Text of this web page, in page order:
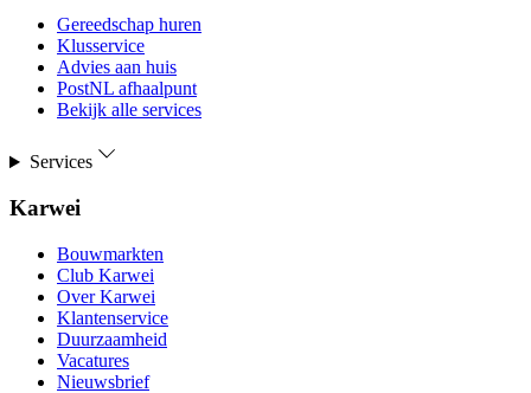
Gereedschap huren
Klusservice
Advies aan huis
PostNL afhaalpunt
Bekijk alle services
Services
Karwei
Bouwmarkten
Club Karwei
Over Karwei
Klantenservice
Duurzaamheid
Vacatures
Nieuwsbrief